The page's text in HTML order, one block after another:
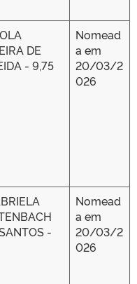
DE
- 9,75
Nomead
a em
20/03/2
026
-
Nomead
a em
20/03/2
026